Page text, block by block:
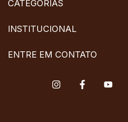
CATEGORIAS
INSTITUCIONAL
ENTRE EM CONTATO